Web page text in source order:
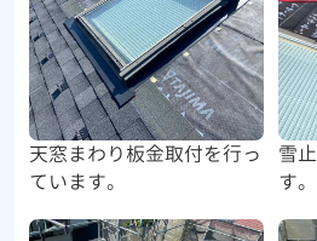
天窓まわり板金取付を行っ
ています。
雪
す。